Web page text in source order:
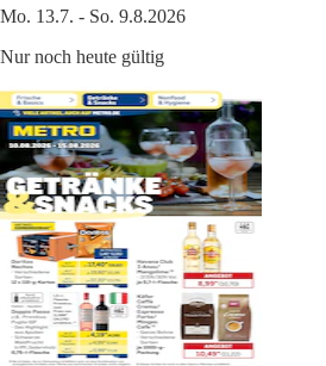
Mo. 13.7. - So. 9.8.2026
Nur noch heute gültig